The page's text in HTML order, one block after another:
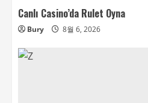
Canlı Casino’da Rulet Oyna
Bury 8월 6, 2026